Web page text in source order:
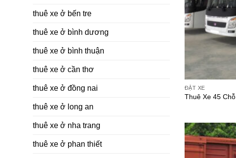
thuê xe ở bến tre
thuê xe ở bình dương
thuê xe ở bình thuận
thuê xe ở cần thơ
thuê xe ở đồng nai
thuê xe ở long an
thuê xe ở nha trang
thuê xe ở phan thiết
ĐẶT XE
Thuê Xe 45 Chỗ